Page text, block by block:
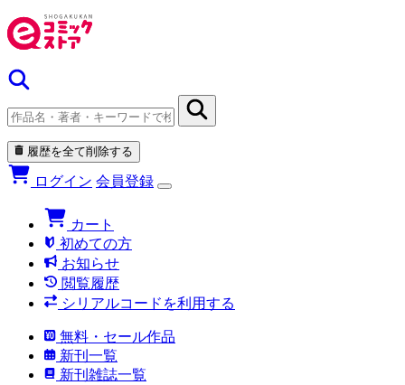
履歴を全て削除する
ログイン 会員登録
カート
初めての方
お知らせ
閲覧履歴
シリアルコードを利用する
無料・セール作品
新刊一覧
新刊雑誌一覧